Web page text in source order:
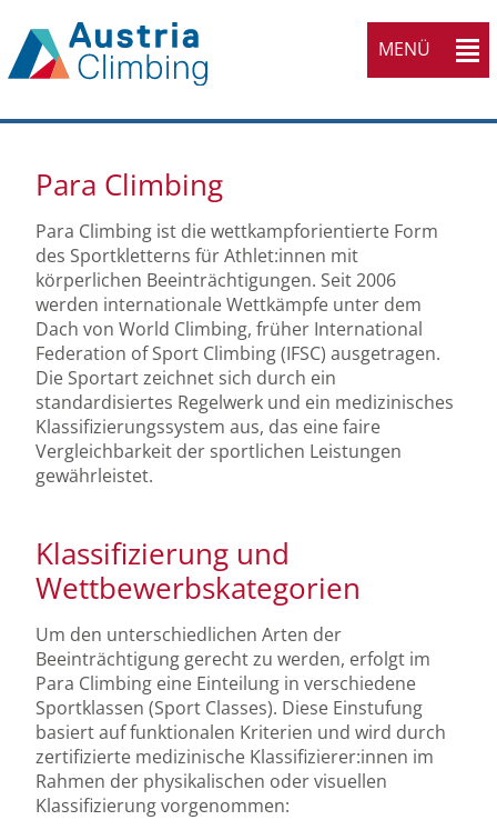
MENÜ
Para Climbing
Para Climbing ist die wettkampforientierte Form
des Sportkletterns für Athlet:innen mit
körperlichen Beeinträchtigungen. Seit 2006
werden internationale Wettkämpfe unter dem
Dach von World Climbing, früher International
Federation of Sport Climbing (IFSC) ausgetragen.
Die Sportart zeichnet sich durch ein
standardisiertes Regelwerk und ein medizinisches
Klassifizierungssystem aus, das eine faire
Vergleichbarkeit der sportlichen Leistungen
gewährleistet.
Klassifizierung und
Wettbewerbskategorien
Um den unterschiedlichen Arten der
Beeinträchtigung gerecht zu werden, erfolgt im
Para Climbing eine Einteilung in verschiedene
Sportklassen (Sport Classes). Diese Einstufung
basiert auf funktionalen Kriterien und wird durch
zertifizierte medizinische Klassifizierer:innen im
Rahmen der physikalischen oder visuellen
Klassifizierung vorgenommen: